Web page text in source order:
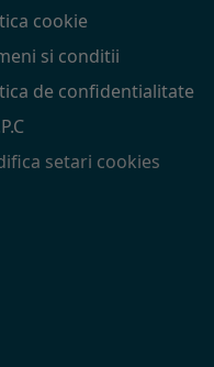
cookie
si conditii
de confidentialitate
setari cookies